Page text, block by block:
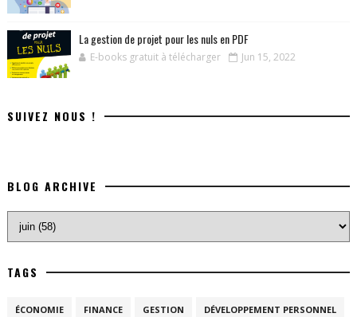
La gestion de projet pour les nuls en PDF
E-books gratuit à télécharger Jun 15, 2022
SUIVEZ NOUS !
BLOG ARCHIVE
TAGS
ÉCONOMIE FINANCE GESTION DÉVELOPPEMENT PERSONNEL